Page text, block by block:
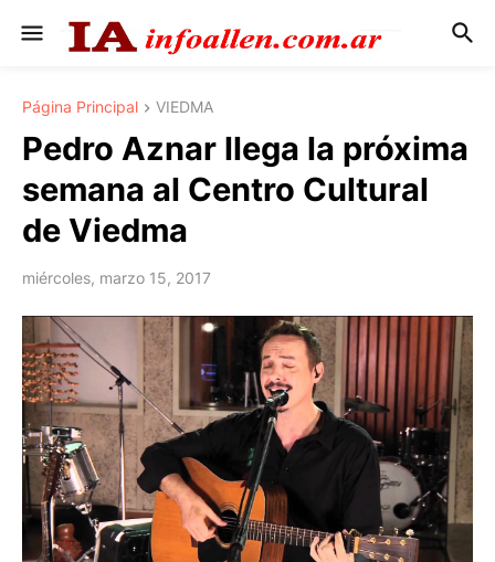
Página Principal VIEDMA
Pedro Aznar llega la próxima
semana al Centro Cultural
de Viedma
miércoles, marzo 15, 2017